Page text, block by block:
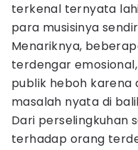
terkenal ternyata
para musisinya
Menariknya,
terdengar
publik heboh
masalah nyata di
Dari perselingkuhan
terhadap orang